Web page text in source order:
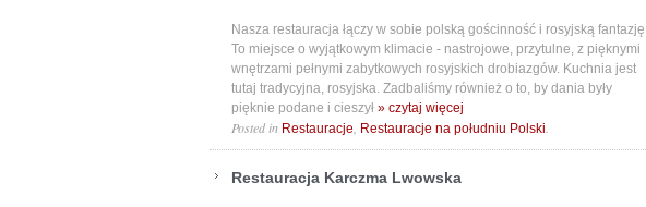
Nasza restauracja łączy w sobie polską gościnność i rosyjską
To miejsce o wyjątkowym klimacie - nastrojowe, przytulne, z pięknymi
wnętrzami pełnymi zabytkowych rosyjskich drobiazgów. Kuchnia jest
tutaj tradycyjna, rosyjska. Zadbaliśmy również o to, by dania były
pięknie podane i cieszył » czytaj więcej
Posted in Restauracje Restauracje na południu Polski
Restauracja Karczma Lwowska